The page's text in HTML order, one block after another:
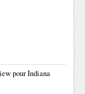
pour Indiana